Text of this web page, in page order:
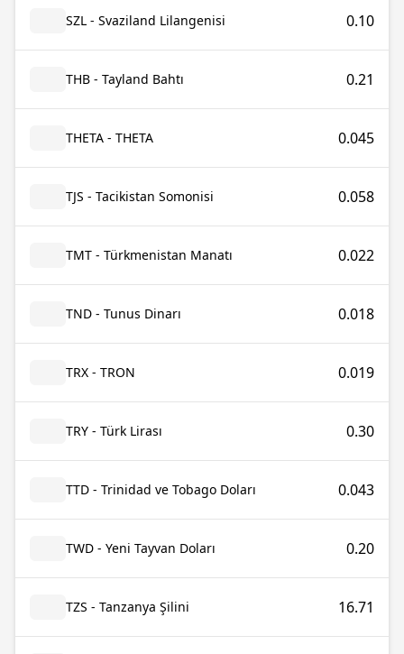
SZL - Svaziland Lilangenisi 0.10
THB - Tayland Bahtı 0.21
THETA - THETA 0.045
TJS - Tacikistan Somonisi 0.058
TMT - Türkmenistan Manatı 0.022
TND - Tunus Dinarı 0.018
TRX - TRON 0.019
TRY - Türk Lirası 0.30
TTD - Trinidad ve Tobago Doları 0.043
TWD - Yeni Tayvan Doları 0.20
TZS - Tanzanya Şilini 16.71